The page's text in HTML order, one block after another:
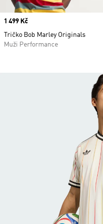
Price
1 499 Kč
Tričko Bob Marley Originals
Muži Performance